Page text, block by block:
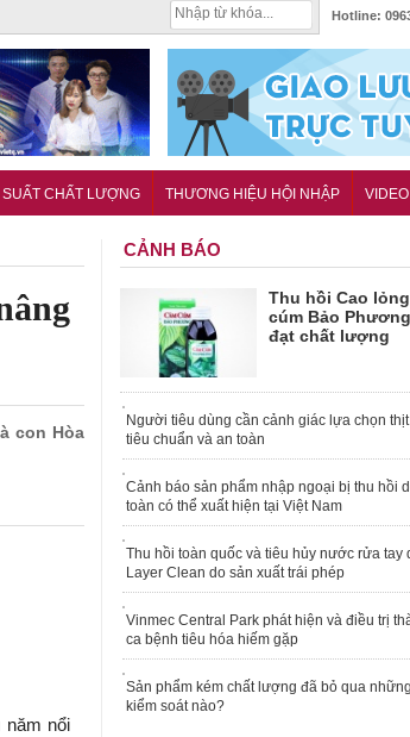
Hotline:
SUẤT CHẤT LƯỢNG THƯƠNG HIỆU HỘI NHẬP VIDEO
con Hòa
năm nổi
CẢNH BÁO
Thu hồi Cao
cúm Bảo
đạt chất lượng
Người tiêu dùng cần cảnh giác lựa chọn
tiêu chuẩn và an toàn
Cảnh báo sản phẩm nhập ngoại bị thu hồi
toàn có thể xuất hiện tại Việt Nam
Thu hồi toàn quốc và tiêu hủy nước rửa tay
Layer Clean do sản xuất trái phép
Vinmec Central Park phát hiện và điều trị
ca bệnh tiêu hóa hiếm gặp
Sản phẩm kém chất lượng đã bỏ qua
kiểm soát nào?